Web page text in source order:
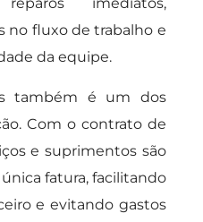
no fluxo de trabalho e
da equipe.
também é um dos
Com o contrato de
e suprimentos são
fatura, facilitando
e evitando gastos